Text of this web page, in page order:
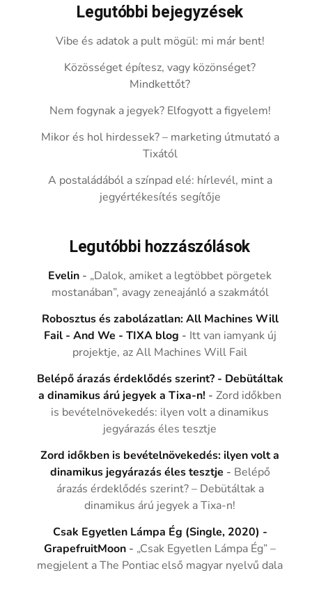
Legutóbbi bejegyzések
Vibe és adatok a pult mögül: mi már bent!
Közösséget építesz, vagy közönséget?
Mindkettőt?
Nem fogynak a jegyek? Elfogyott a figyelem!
Mikor és hol hirdessek? – marketing útmutató a
Tixától
A postaládából a színpad elé: hírlevél, mint a
jegyértékesítés segítője
Legutóbbi hozzászólások
Evelin - „Dalok, amiket a legtöbbet pörgetek
mostanában”, avagy zeneajánló a szakmától
Robosztus és zabolázatlan: All Machines Will
Fail - And We - TIXA blog - Itt van iamyank új
projektje, az All Machines Will Fail
Belépő árazás érdeklődés szerint? - Debütáltak
a dinamikus árú jegyek a Tixa-n! -Zord időkben
is bevételnövekedés: ilyen volt a dinamikus
jegyárazás éles tesztje
Zord időkben is bevételnövekedés: ilyen volt a
dinamikus jegyárazás éles tesztje - Belépő
árazás érdeklődés szerint? – Debütáltak a
dinamikus árú jegyek a Tixa-n!
Csak Egyetlen Lámpa Ég (Single, 2020) -
GrapefruitMoon - „Csak Egyetlen Lámpa Ég” –
megjelent a The Pontiac első magyar nyelvű dala